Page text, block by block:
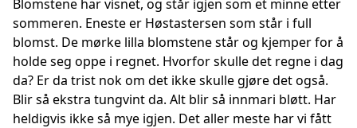
Blomstene har visnet, og står igjen som et minne etter
sommeren. Eneste er Høstastersen som står i full
blomst. De mørke lilla blomstene står og kjemper for å
holde seg oppe i regnet. Hvorfor skulle det regne i dag
da? Er da trist nok om det ikke skulle gjøre det også.
Blir så ekstra tungvint da. Alt blir så innmari bløtt. Har
heldigvis ikke så mye igjen. Det aller meste har vi fått